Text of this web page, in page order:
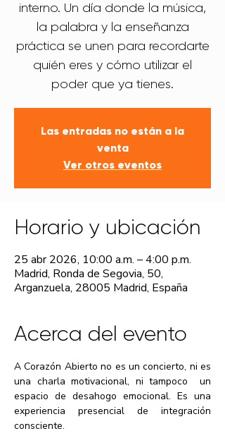
interno. Un día donde la música,
la palabra y la enseñanza
práctica se unen para recordarte
quién eres y cómo utilizar el
Las entradas no están a la
venta
Ver otros eventos
Horario y ubicación
25 abr 2026, 10:00 a.m. – 4:00 p.m.
Madrid, Ronda de Segovia, 50,
Arganzuela, 28005 Madrid, España
Acerca del evento
A Corazón Abierto no es un concierto, ni es
una charla motivacional, ni tampoco  un
espacio de desahogo emocional. Es una
experiencia presencial de integración
consciente.